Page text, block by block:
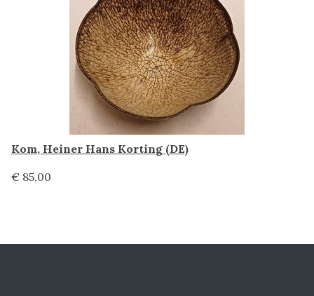
Kom, Heiner Hans Korting (DE)
€ 85,00